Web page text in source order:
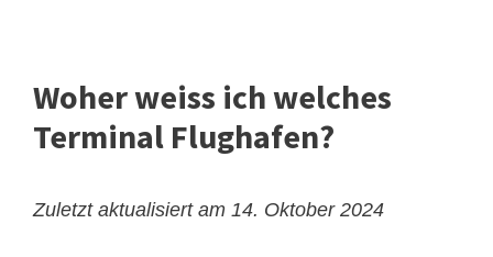
Woher weiss ich welches
Terminal Flughafen?
Zuletzt aktualisiert am 14. Oktober 2024